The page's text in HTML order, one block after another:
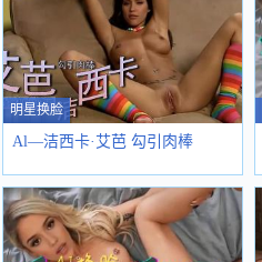
明星换脸
Al—洁西卡·艾芭 勾引肉棒